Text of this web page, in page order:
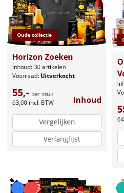
Oude collectie
Horizon Zoeken
Inhoud: 30 artikelen
Voorraad: Uitverkocht
55,- per stuk
63,00 incl. BTW Inhoud
Vergelijken
Verlanglijst